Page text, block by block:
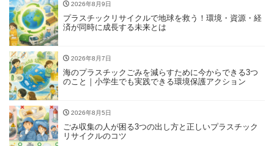
2026年8月9日
プラスチックリサイクルで地球を救う！環境・資源・経
済が同時に成長する未来とは
2026年8月7日
海のプラスチックごみを減らすために今からできる3つ
のこと｜小学生でも実践できる環境保護アクション
2026年8月5日
ごみ収集の人が困る3つの出し方と正しいプラスチック
リサイクルのコツ